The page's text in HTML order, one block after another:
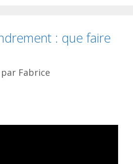
: que faire
par Fabrice